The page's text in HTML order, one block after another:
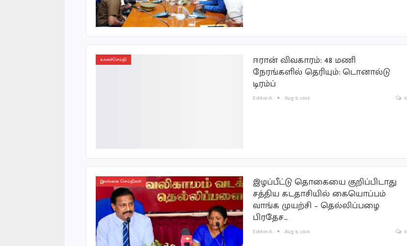
உலகச்செய்தி
ஈரான் விவகாரம்: 48 மணி
நேரங்களில் தெரியும்: டொனால்டு
டிரம்ப்
Editor-A Aug 6, 2026 0
இலங்கை செய்திகள்
இழப்பீட்டு தொகையை குறிப்பிடாது
சத்திய கடதாசியில் கையொப்பம்
வாங்க முயற்சி – தெல்லிப்பழை
பிரதேச…
Editor-A Aug 6, 2026 0